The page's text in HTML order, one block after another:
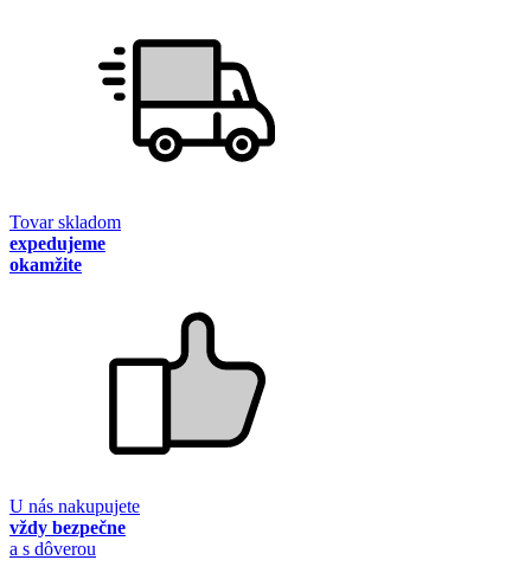
Tovar skladom
expedujeme
okamžite
U nás nakupujete
vždy bezpečne
a s dôverou